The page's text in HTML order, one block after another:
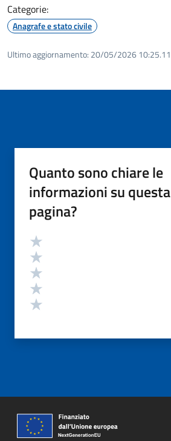
Categorie:
Anagrafe e stato civile
Ultimo aggiornamento: 20/05/2026 10:25.11
Quanto sono chiare le
informazioni su questa
pagina?
Valutazione